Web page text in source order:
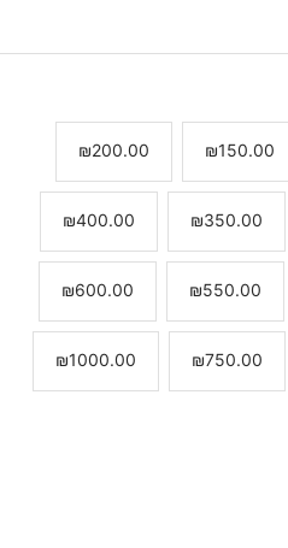
₪150.00
₪200.00
₪350.00
₪400.00
₪550.00
₪600.00
₪750.00
₪1000.00